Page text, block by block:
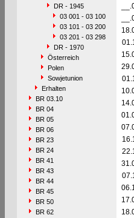
DR - 1945
03 001 - 03 100
03 101 - 03 200
03 201 - 03 298
DR - 1970
Österreich
Polen
Sowjetunion
Erhalten
BR 03.10
BR 04
BR 05
BR 06
BR 23
BR 24
BR 41
BR 43
BR 44
BR 45
BR 50
BR 62